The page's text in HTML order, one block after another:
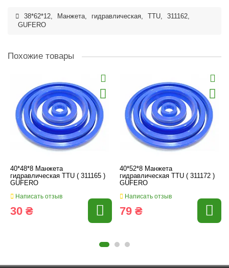
38*62*12, Манжета, гидравлическая, TTU, 311162,
GUFERO
Похожие товары
40*48*8 Манжета
гидравлическая TTU ( 311165 )
GUFERO
Написать отзыв
30 ₴
40*52*8 Манжета
гидравлическая TTU ( 311172 )
GUFERO
Написать отзыв
79 ₴